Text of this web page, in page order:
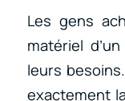
Les gens
matériel
leurs
exactement